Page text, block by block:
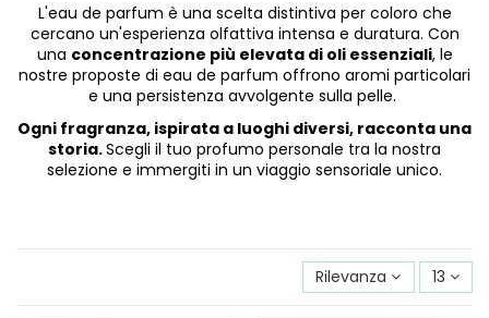
L'eau de parfum è una scelta distintiva per coloro che
cercano un'esperienza olfattiva intensa e duratura. Con
una concentrazione più elevata di oli essenziali, le
nostre proposte di eau de parfum offrono aromi particolari
e una persistenza avvolgente sulla pelle.
Ogni fragranza, ispirata a luoghi diversi, racconta una
storia.Scegli il tuo profumo personale tra la nostra
selezione e immergiti in un viaggio sensoriale unico.
Rilevanza 13